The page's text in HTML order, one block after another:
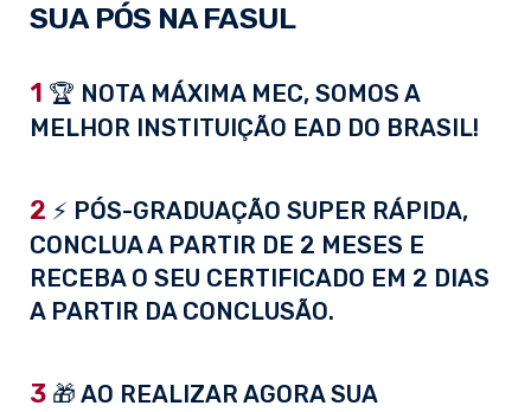
SUA PÓS NA FASUL
1 🏆 NOTA MÁXIMA MEC, SOMOS A
MELHOR INSTITUIÇÃO EAD DO BRASIL!
2 ⚡ PÓS-GRADUAÇÃO SUPER RÁPIDA,
CONCLUA A PARTIR DE 2 MESES E
RECEBA O SEU CERTIFICADO EM 2 DIAS
A PARTIR DA CONCLUSÃO.
3 🎁 AO REALIZAR AGORA SUA